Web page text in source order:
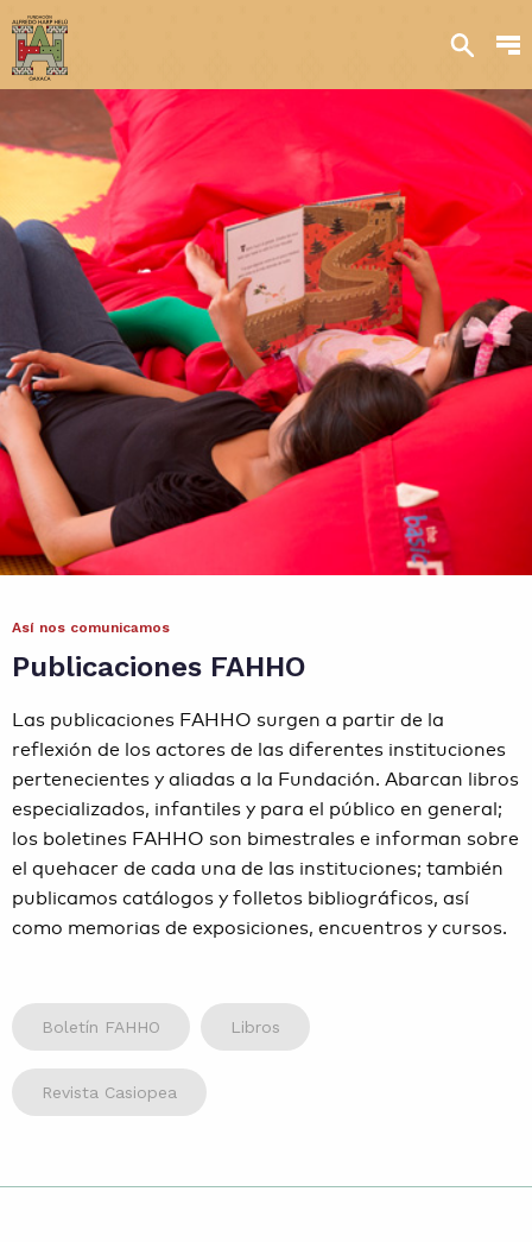
Sobre nosotros
Transparencia
Qué hacemos
Iniciativas
Acervos y
colecciones
Contacto
Así nos comunicamos
Publicaciones FAHHO
Las publicaciones FAHHO surgen a partir de la
reflexión de los actores de las diferentes instituciones
pertenecientes y aliadas a la Fundación. Abarcan libros
especializados, infantiles y para el público en general;
los boletines FAHHO son bimestrales e informan sobre
el quehacer de cada una de las instituciones; también
publicamos catálogos y folletos bibliográficos, así
como memorias de exposiciones, encuentros y cursos.
Boletín FAHHO Libros
Revista Casiopea